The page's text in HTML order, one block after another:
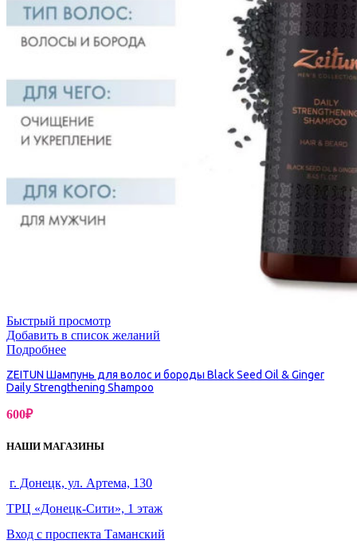
Быстрый просмотр
Добавить в список желаний
Подробнее
ZEITUN Шампунь для волос и бороды Black Seed Oil & Ginger
Daily Strengthening Shampoo
600₽
НАШИ МАГАЗИНЫ
г. Донецк, ул. Артема, 130
ТРЦ «Донецк-Сити», 1 этаж
Вход с проспекта Таманский